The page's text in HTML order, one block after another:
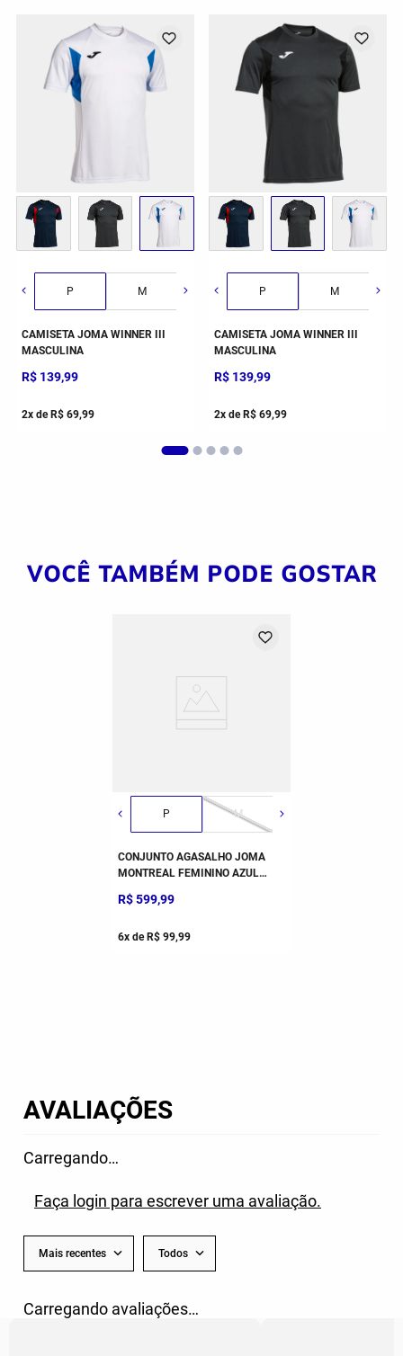
GG 2GG/3G
P M G
CAMISETA JOMA WINNER III
MASCULINA
R$ 139,99
2x deR$ 69,99
P M
CAMISETA JOMA WINNER III
MASCULINA
R$ 139,99
2x deR$ 69,99
VOCÊ TAMBÉM PODE GOSTAR
P M
CONJUNTO AGASALHO JOMA
MONTREAL FEMININO AZUL
R$599,99
6x de R$ 99,99
AVALIAÇÕES
Carregando…
Faça login para escrever uma avaliação.
Mais recentes Todos
Carregando avaliações…